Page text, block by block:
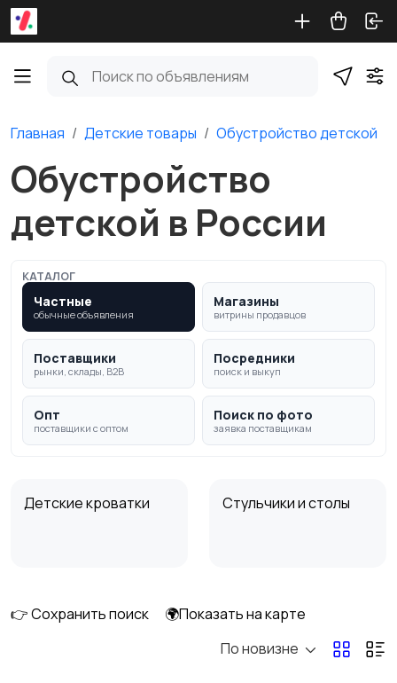
Главная Детские товары Обустройство детской
Обустройство
детской в России
КАТАЛОГ
Частные
обычные объявления
Магазины
витрины продавцов
Поставщики
рынки, склады, B2B
Посредники
поиск и выкуп
Опт
поставщики с оптом
Поиск по фото
заявка поставщикам
Детские кроватки Стульчики и столы
👉 Сохранить поиск
🌍Показать на карте
По новизне